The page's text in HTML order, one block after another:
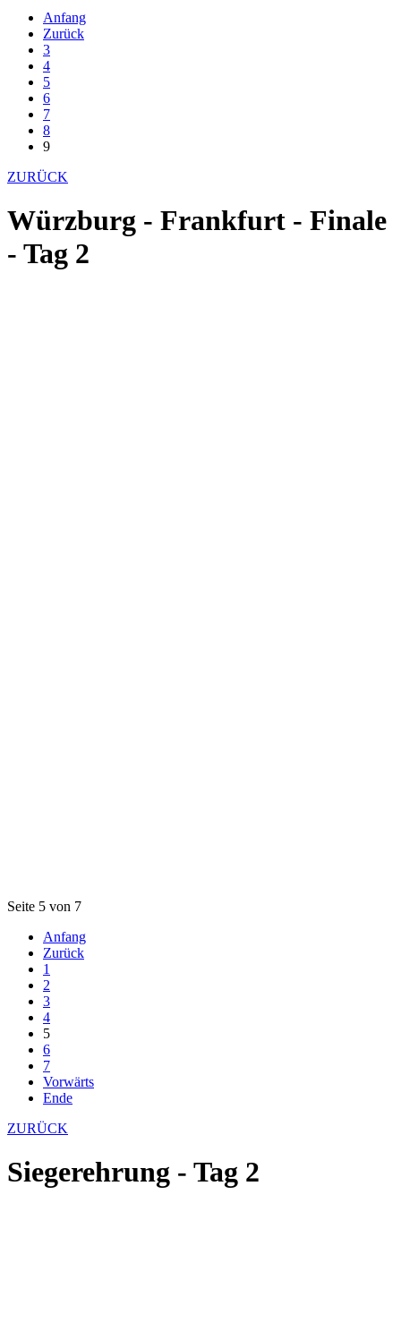
Anfang
Zurück
3
4
5
6
7
8
9
ZURÜCK
Würzburg - Frankfurt - Finale
- Tag 2
Seite 5 von 7
Anfang
Zurück
1
2
3
4
5
6
7
Vorwärts
Ende
ZURÜCK
Siegerehrung - Tag 2